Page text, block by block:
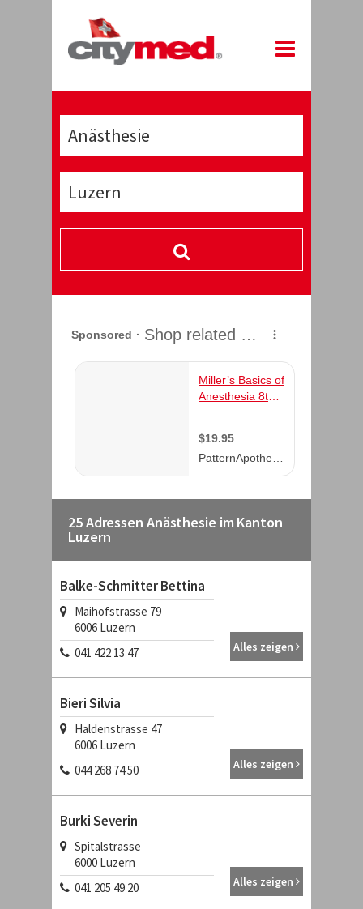
25 Adressen Anästhesie im Kanton
Luzern
Balke-Schmitter Bettina
Maihofstrasse 79
6006 Luzern
041 422 13 47
Alles zeigen
Bieri Silvia
Haldenstrasse 47
6006 Luzern
044 268 74 50
Alles zeigen
Burki Severin
Spitalstrasse
6000 Luzern
041 205 49 20
Alles zeigen